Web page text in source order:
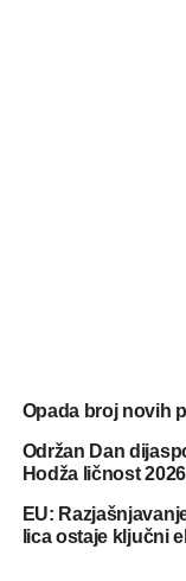
Opada broj novih
Održan Dan
Hodža ličnost
EU:
lica ostaje ključni